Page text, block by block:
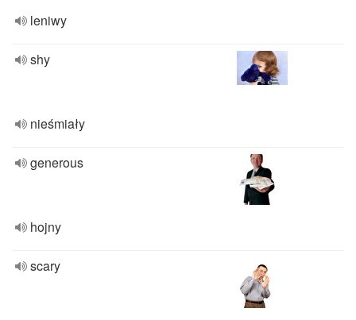
leniwy
shy
nieśmiały
generous
hojny
scary